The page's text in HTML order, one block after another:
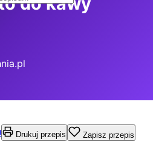
Drukuj przepis Zapisz przepis